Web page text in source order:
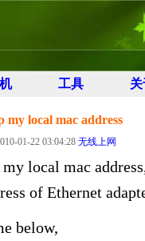
工具
my local mac address
01-22 03:04:28 无线上网
local mac
of Ethernet
below,